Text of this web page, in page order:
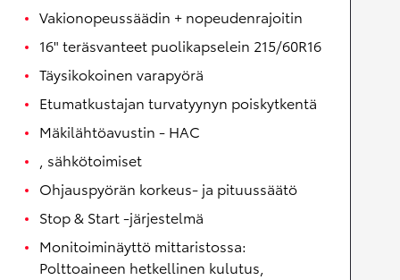
Vakionopeussäädin + nopeudenrajoitin
16" teräsvanteet puolikapselein 215/60R16
Täysikokoinen varapyörä
Etumatkustajan turvatyynyn poiskytkentä
Mäkilähtöavustin - HAC
, sähkötoimiset
Ohjauspyörän korkeus- ja pituussäätö
Stop & Start -järjestelmä
Monitoiminäyttö mittaristossa:
Polttoaineen hetkellinen kulutus,